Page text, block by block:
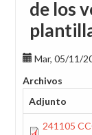
de los
Mar, 05/11/
Archivos
Adjunto
241105